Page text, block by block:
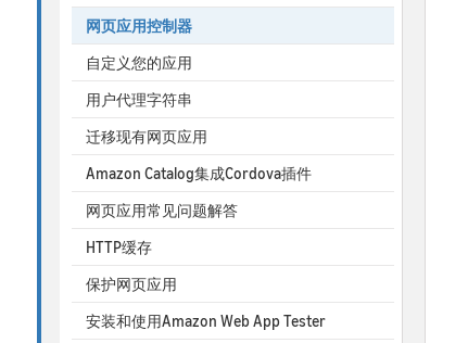
网页应用控制器
自定义您的应用
用户代理字符串
迁移现有网页应用
Amazon Catalog集成Cordova插件
网页应用常见问题解答
HTTP缓存
保护网页应用
安装和使用Amazon Web App Tester